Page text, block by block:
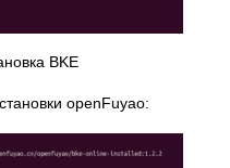
BKE
openFuyao: